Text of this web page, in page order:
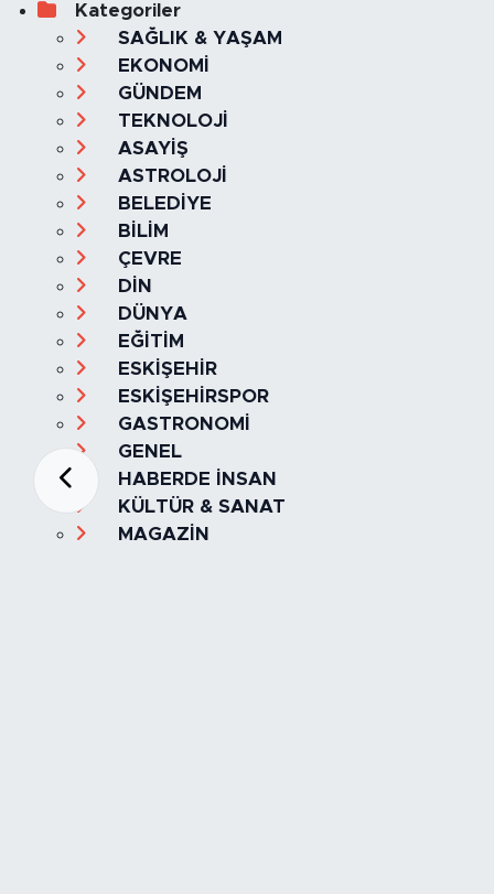
Kategoriler
SAĞLIK & YAŞAM
EKONOMİ
GÜNDEM
TEKNOLOJİ
ASAYİŞ
ASTROLOJİ
BELEDİYE
BİLİM
ÇEVRE
DİN
DÜNYA
EĞİTİM
ESKİŞEHİR
ESKİŞEHİRSPOR
GASTRONOMİ
GENEL
HABERDE İNSAN
KÜLTÜR & SANAT
MAGAZİN